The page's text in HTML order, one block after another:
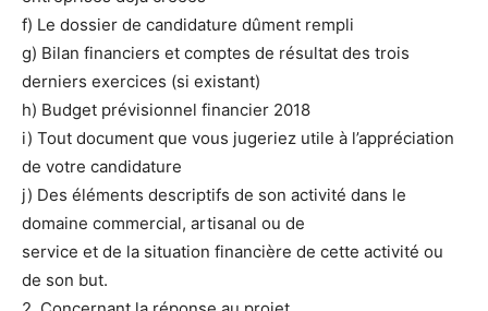
f) Le dossier de candidature dûment rempli
g) Bilan financiers et comptes de résultat des trois
derniers exercices (si existant)
h) Budget prévisionnel financier 2018
i) Tout document que vous jugeriez utile à l’appréciation
de votre candidature
j) Des éléments descriptifs de son activité dans le
domaine commercial, artisanal ou de
service et de la situation financière de cette activité ou
de son but.